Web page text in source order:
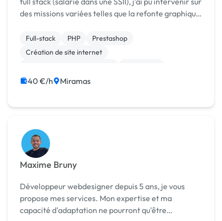
des missions variées telles que la refonte graphique
avancée (Apache SolR), réaliser...
Full-stack PHP
Prestashop
Création de site internet
40 €/h Miramas
Maxime Bruny
Développeur webdesigner depuis 5 ans, je vous
propose mes services. Mon expertise et ma
capacité d'adaptation ne pourront qu'être